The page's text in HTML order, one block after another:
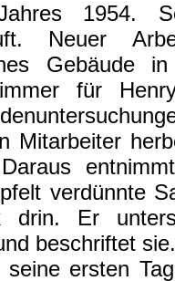
1954.
Neuer
Gebäude
für
Mitarbeiter
verdünnte
drin. Er
beschriftet
ersten